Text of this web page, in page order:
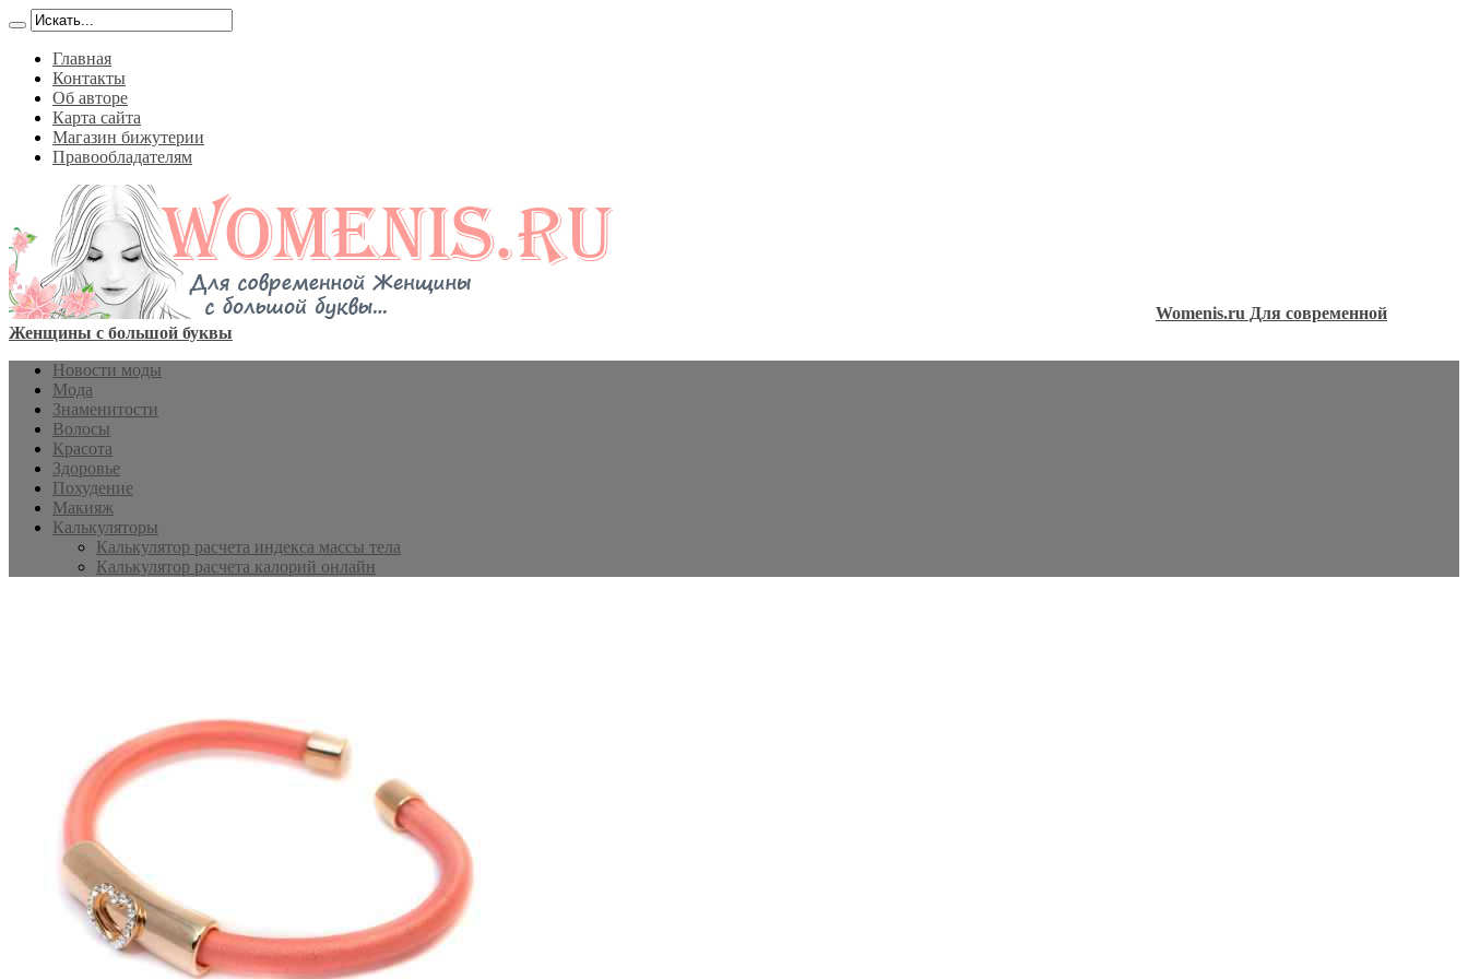
Главная
Контакты
Об авторе
Карта сайта
Магазин бижутерии
Правообладателям
Womenis.ru Для современной
Женщины с большой буквы
Новости моды
Мода
Знаменитости
Волосы
Красота
Здоровье
Похудение
Макияж
Калькуляторы
Калькулятор расчета индекса массы тела
Калькулятор расчета калорий онлайн